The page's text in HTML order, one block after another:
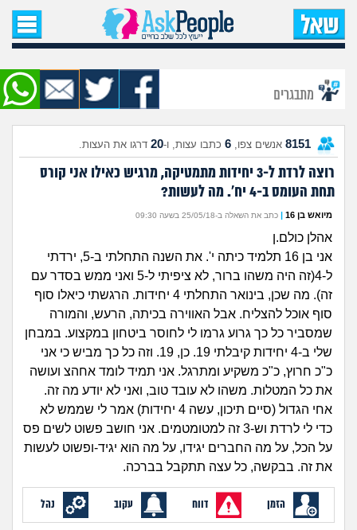
עמוד הבית
שאל שאלה
שאלות חדשות
שאלות שעוררו עניין
עצות חדשות
מתחם הטיפים
מדורים
זוגיות
היריון ולידה
הורות ומשפחה
מהבקו"ם... ועד מתי?!
חיפוש שאלות
הרשמה | התחברות
מתבגרים
8151 אנשים צפו, 6 כתבו עצות, ו-20 דרגו את העצות.
רוצה לרדת ל-3 יחידות מתמטיקה, מרגיש כאילו אני קורס
תחת העומס ב-4 יח'. מה לעשות?
מיואש בן 16 | כתב את השאלה ב-25/05/18 בשעה 09:30
אהלן כולם.ן
אני בן 16 תלמיד כיתה י'. את השנה התחלתי ב-5, ירדתי
ל-4(זה היה משהו ברור, לא ציפיתי ל-5 ואני ממש בסדר עם
זה). מה שכן, בינואר התחלתי 4 יחידות. הרגשתי כיאלו סוף
סוף אוכל להצליח. אבל האווירה בכיתה, הרעש, והמורה
שמסביר כל כך גרוע גרמו לי לחוסר ביטחון במקצוע. במבחן
שלי ב-4 יחידות קיבלתי 19. כן, 19. וזה כל כך מביש כי אני
כ"כ חרוץ, כ"כ משקיע ומתרגל. אני תמיד לומד אחהצ ועושה
את כל המטלות. משהו לא עובד טוב, ואני לא יודע מה זה.
אחי הגדול (סיים תיכון, עשה 4 יחידות) אמר לי שממש לא
כדי לי לרדת וש-3 זה למטומטמים. אני חושב פשוט לשים פס
על הכל, על מה החברים יגידו, על מה הוא יגיד-ופשוט לעשות
את זה. בבקשה, כל עצה תתקבל בברכה.
הזמן דווח עקוב נהל